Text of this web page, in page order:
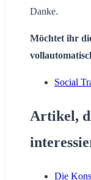
Danke.
Möchtet ihr
Social
Artikel,
Die